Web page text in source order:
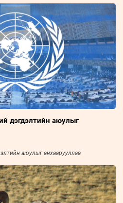
дэгдэлтийн аюулыг
аюулыг анхаарууллаа